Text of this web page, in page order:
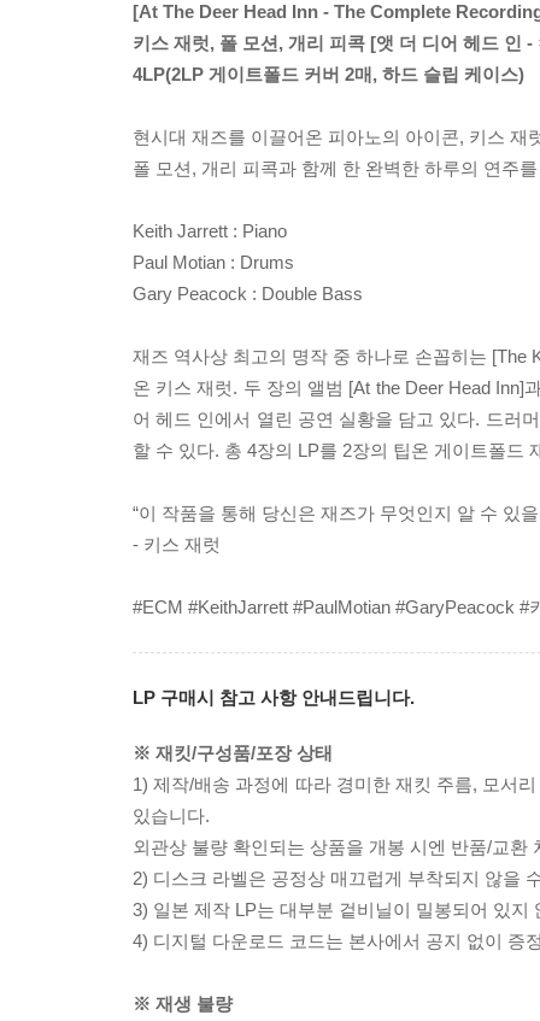
[At The Deer Head Inn - The Complete
키스 재럿, 폴 모션, 개리 피콕 [앳 더 디어 헤드 인
4LP(2LP 게이트폴드 커버 2매, 하드 슬립 케이스)
현시대 재즈를 이끌어온 피아노의 아이콘, 키스 재
폴 모션, 개리 피콕과 함께 한 완벽한 하루의 연주
Keith Jarrett : Piano
Paul Motian : Drums
Gary Peacock : Double Bass
재즈 역사상 최고의 명작 중 하나로 손꼽히는 [The
온 키스 재럿. 두 장의 앨범 [At the Deer Head Inn]
어 헤드 인에서 열린 공연 실황을 담고 있다. 드러
할 수 있다. 총 4장의 LP를 2장의 팁온 게이트폴드
“이 작품을 통해 당신은 재즈가 무엇인지 알 수 있
- 키스 재럿
#ECM #KeithJarrett #PaulMotian #GaryPeacock
LP 구매시 참고 사항 안내드립니다.
※ 재킷/구성품/포장 상태
1) 제작/배송 과정에 따라 경미한 재킷 주름, 모서
있습니다.
외관상 불량 확인되는 상품을 개봉 시엔 반품/교환
2) 디스크 라벨은 공정상 매끄럽게 부착되지 않을
3) 일본 제작 LP는 대부분 겉비닐이 밀봉되어 있지
4) 디지털 다운로드 코드는 본사에서 공지 없이 증
※ 재생 불량